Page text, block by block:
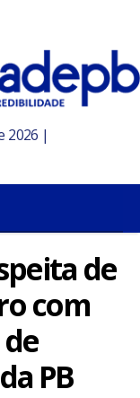
2026 |
de
com
PB